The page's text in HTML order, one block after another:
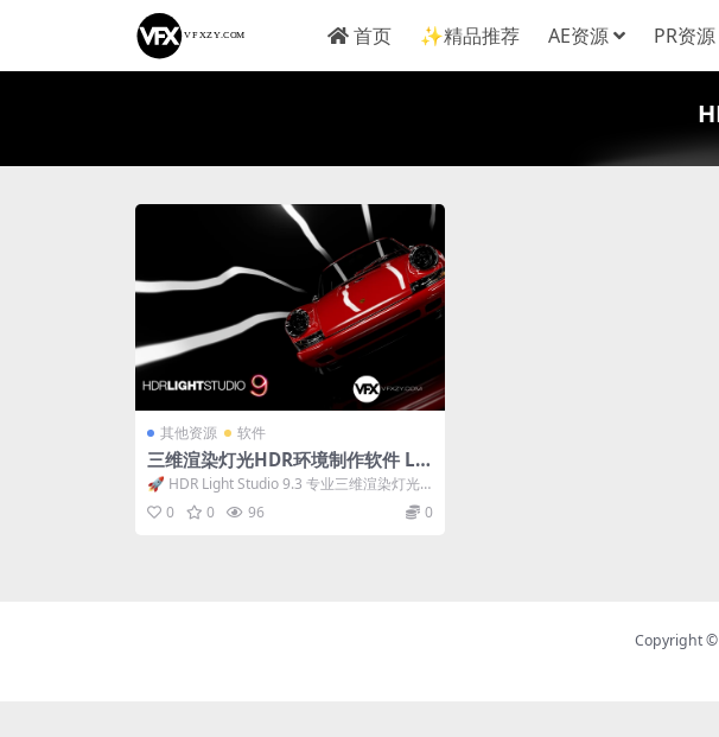
首页 ✨精品推荐 AE资源 PR资源
其他资源 软件
三维渲染灯光HDR环境制作软件 Lig
htmap HDR Light Studio 9.3.0.2
025.1221 Win破解版
🚀 HDR Light Studio 9.3 专业三维渲染灯光H
DR环境制作软件...
0 0 96 0
Copyright